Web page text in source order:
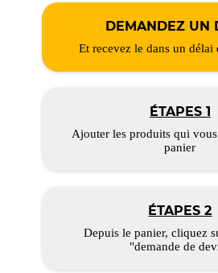
DEMANDEZ UN
Et recevez le dans un délai
ÉTAPES 1
Ajouter les produits qui vous
panier
ÉTAPES 2
Depuis le panier, cliquez
"demande de